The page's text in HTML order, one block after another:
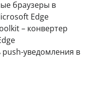
браузеры в
Edge
– конвертер
уведомления в